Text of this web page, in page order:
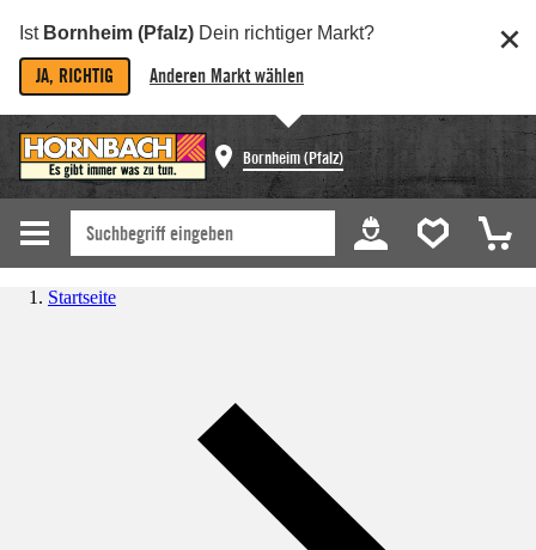
Ist Bornheim (Pfalz) Dein richtiger Markt?
JA, RICHTIG Anderen Markt wählen
Bornheim (Pfalz)
Startseite